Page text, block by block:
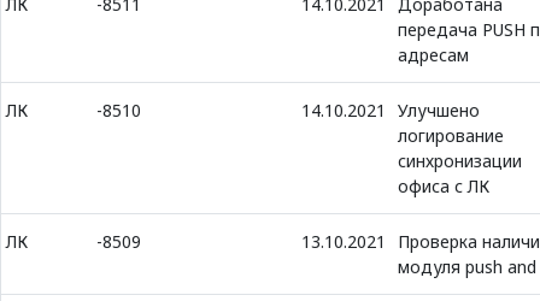
передача PUSH
адресам
ЛК -8510 14.10.2021
Улучшено
логирование
синхронизации
офиса с ЛК
ЛК -8509 13.10.2021
Проверка
модуля push and